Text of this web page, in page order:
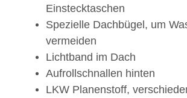
Einstecktaschen
Spezielle Dachbügel, um
vermeiden
Lichtband im Dach
Aufrollschnallen hinten
LKW Planenstoff,